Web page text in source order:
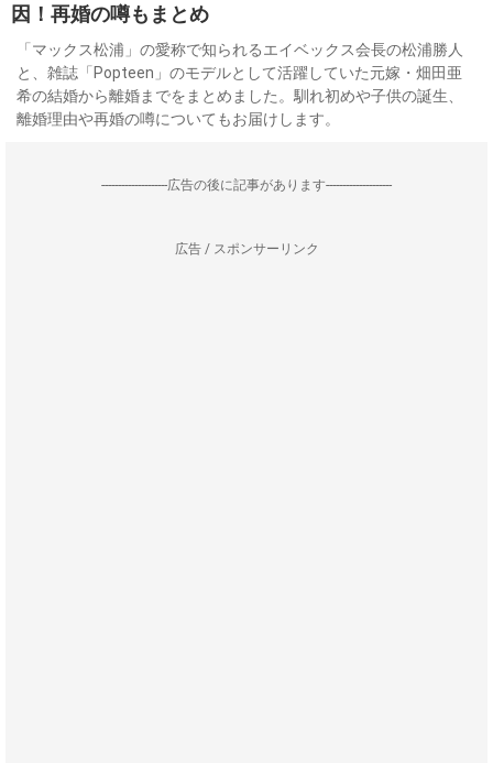
因！再婚の噂もまとめ
「マックス松浦」の愛称で知られるエイベックス会長の松浦勝人
と、雑誌「Popteen」のモデルとして活躍していた元嫁・畑田亜
希の結婚から離婚までをまとめました。馴れ初めや子供の誕生、
離婚理由や再婚の噂についてもお届けします。
--------------------広告の後に記事があります--------------------
広告 / スポンサーリンク